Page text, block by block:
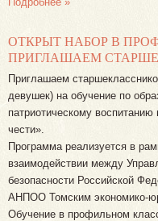
ОТКРЫТ НАБОР В
ПРИГЛАШАЕМ
Приглашаем
девушек) на обучение по
патриотическому
чести».
Программа реализуется в
взаимодействии между
безопасности Российской
АНПОО Томским экономико-
Обучение в профильном